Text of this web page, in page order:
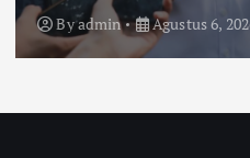
Byadmin Agustus 6,